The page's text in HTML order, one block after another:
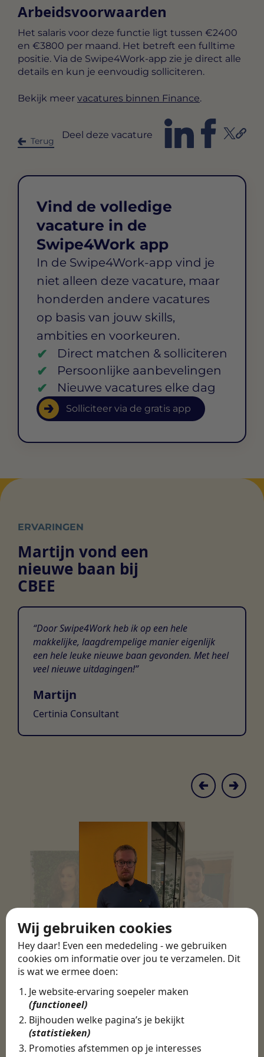
Wij gebruiken cookies
Hey daar! Even een mededeling - we gebruiken
cookies om informatie over jou te verzamelen. Dit
is wat we ermee doen:
Je website-ervaring soepeler maken
(functioneel)
Bijhouden welke pagina’s je bekijkt
(statistieken)
Promoties afstemmen op je interesses
Arbeidsvoorwaarden
Het salaris voor deze functie ligt tussen €2400
en €3800 per maand . Het betreft een fulltime
positie. Via de Swipe4Work-app zie je direct alle
details en kun je eenvoudig solliciteren.
Bekijk meer vacatures binnen Finance.
Terug
Deel deze vacature
Vind de volledige
vacature in de
Swipe4Work app
In de Swipe4Work-app vind je
niet alleen deze vacature, maar
honderden andere vacatures
op basis van jouw skills,
ambities en voorkeuren.
Direct matchen & solliciteren
Persoonlijke aanbevelingen
Nieuwe vacatures elke dag
Solliciteer via de gratis app
ERVARINGEN
Martijn vond een
nieuwe baan bij
CBEE
Door Swipe4Work heb ik op een hele
makkelijke, laagdrempelige manier eigenlijk
een hele leuke nieuwe baan gevonden. Met heel
veel nieuwe uitdagingen!
Martijn
Certinia Consultant